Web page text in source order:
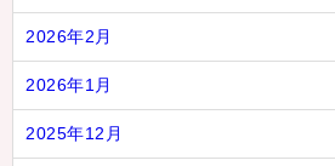
2026年2月
2026年1月
2025年12月